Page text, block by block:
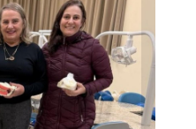
Simone
e Caroline
receberam
da
empresa,